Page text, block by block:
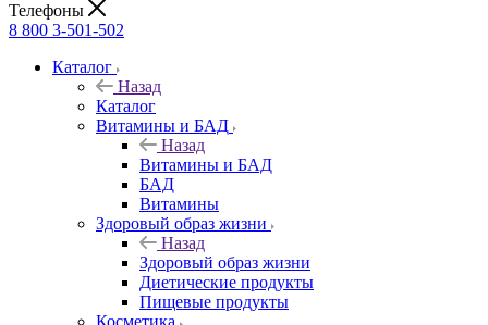
Телефоны
8 800 3-501-502
Каталог
Назад
Каталог
Витамины и БАД
Назад
Витамины и БАД
БАД
Витамины
Здоровый образ жизни
Назад
Здоровый образ жизни
Диетические продукты
Пищевые продукты